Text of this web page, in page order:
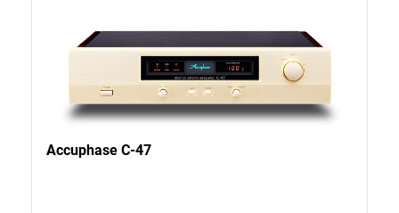
Accuphase C-47